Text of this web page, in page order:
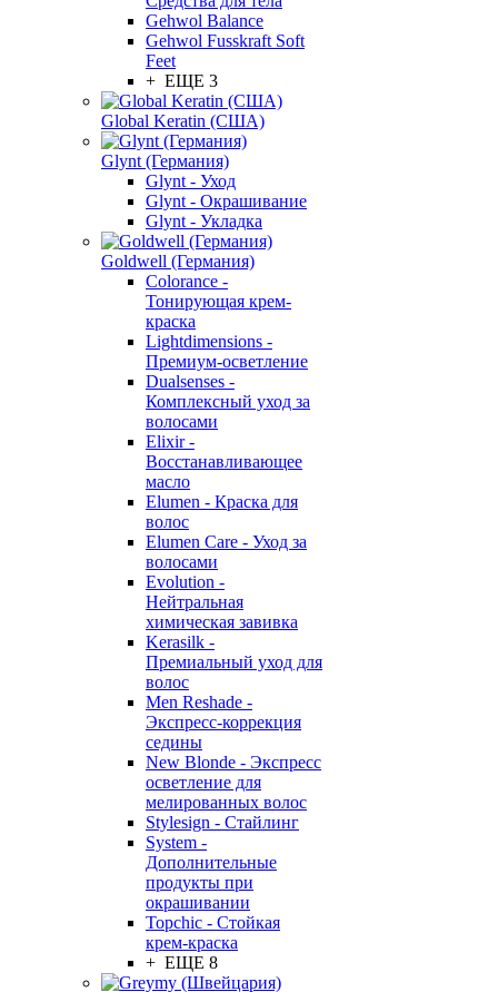
Gehwol Balance
Gehwol Fusskraft Soft
Feet
+ ЕЩЕ 3
Global Keratin (США)
Glynt (Германия)
Glynt - Уход
Glynt - Окрашивание
Glynt - Укладка
Goldwell (Германия)
Colorance -
Тонирующая крем-
краска
Lightdimensions -
Премиум-осветление
Dualsenses -
Комплексный уход за
волосами
Elixir -
Восстанавливающее
масло
Elumen - Краска для
волос
Elumen Care - Уход за
волосами
Evolution -
Нейтральная
химическая завивка
Kerasilk -
Премиальный уход для
волос
Men Reshade -
Экспресс-коррекция
седины
New Blonde - Экспресс
осветление для
мелированных волос
Stylesign - Стайлинг
System -
Дополнительные
продукты при
окрашивании
Topchic - Стойкая
крем-краска
+ ЕЩЕ 8